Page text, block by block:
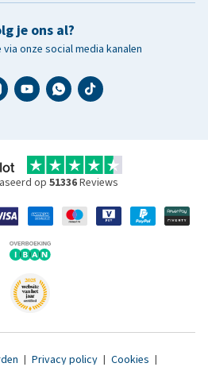
je ons al?
onze social media kanalen
op 51336Reviews
| Privacy policy | Cookies |